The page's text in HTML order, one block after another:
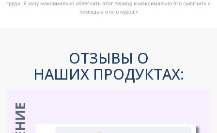
груди. Я хочу максимально облегчить этот период и максимально его смягчить с
помощью этого курса!»
ОТЗЫВЫ О
НАШИХ ПРОДУКТАХ: